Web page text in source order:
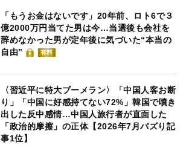
「もうお金はないです」20年前、ロト6で３
億2000万円当てた男は今…当選後も会社を
辞めなかった男が定年後に気づいた“本当の
自由”
有料
〈習近平に特大ブーメラン〉「中国人客お断
り」「中国に好感持てない72%」韓国で噴き
出した反中感情…中国人旅行者が直面した
「政治的摩擦」の正体【2026年7月バズり記
事1位】